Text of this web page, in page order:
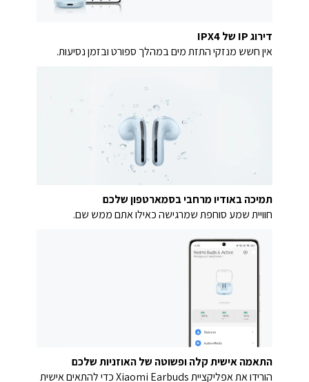
דירוג IP של IPX4
אין חשש מנזקי התזת מים במהלך ספורט ובזמן נסיעות.
תמיכה באודיו מרחבי בסמארטפון שלכם
חוויית שמע סוחפת שמרגישה כאילו אתם ממש שם.
התאמה אישית קלה ופשוטה של האוזניות שלכם
הורידו את אפליקציית Xiaomi Earbuds כדי להתאים אישית